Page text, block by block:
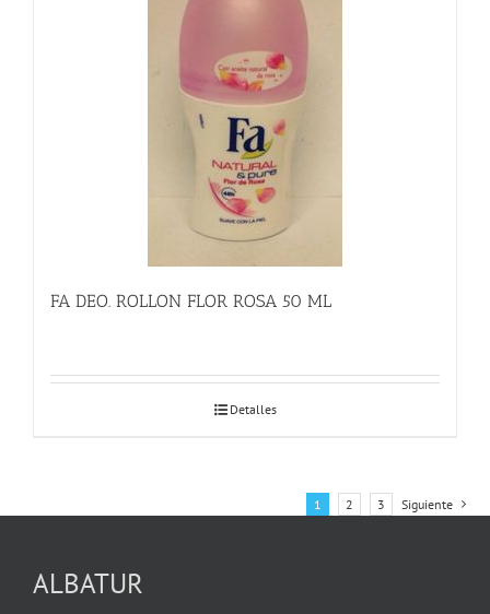
FA DEO. ROLLON FLOR ROSA 50 ML
Detalles
1 2 3 Siguiente
ALBATUR